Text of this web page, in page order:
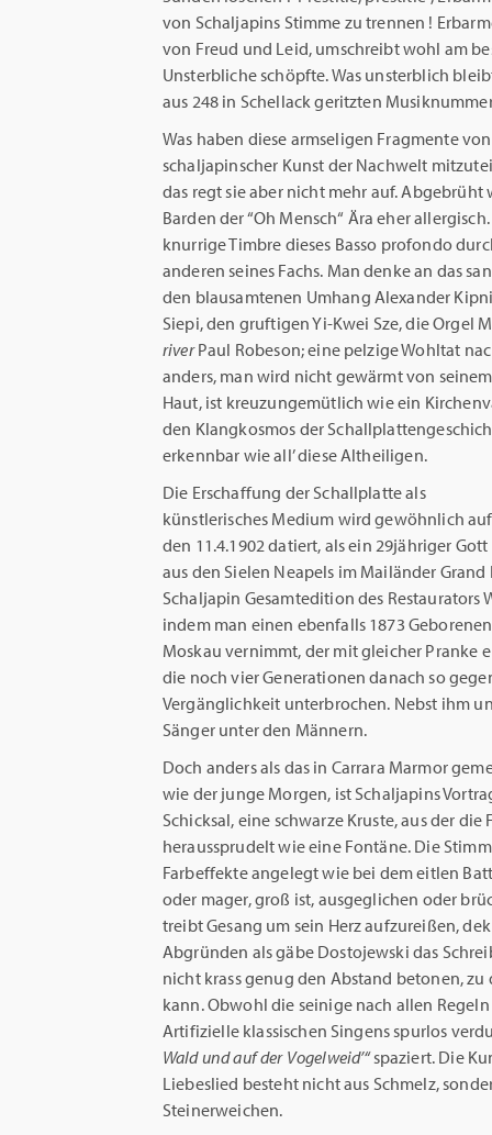
von Schaljapins Stimme zu trennen !
von Freud und Leid, umschreibt wohl am
Unsterbliche schöpfte. Was unsterblich
aus 248 in Schellack geritzten
Was haben diese armseligen Fragmente
schaljapinscher Kunst der Nachwelt
das regt sie aber nicht mehr auf.
Barden der “Oh Mensch“ Ära eher
knurrige Timbre dieses Basso profondo
anderen seines Fachs. Man denke an das
den blausamtenen Umhang Alexander
Siepi, den gruftigen Yi-Kwei Sze, die Orgel
riverPaul Robeson; eine pelzige Wohltat
anders, man wird nicht gewärmt von
Haut, ist kreuzungemütlich wie ein
den Klangkosmos der
erkennbar wie all’ diese Altheiligen.
Die Erschaffung der Schallplatte als
künstlerisches Medium wird gewöhnlich auf
den 11.4.1902 datiert, als ein 29jähriger Gott
aus den Sielen Neapels im Mailänder
Schaljapin Gesamtedition des
indem man einen ebenfalls 1873
Moskau vernimmt, der mit gleicher Pranke
die noch vier Generationen danach so
Vergänglichkeit unterbrochen. Nebst ihm
Sänger unter den Männern.
Doch anders als das in Carrara Marmor
wie der junge Morgen, ist Schaljapins
Schicksal, eine schwarze Kruste, aus der
heraussprudelt wie eine Fontäne. Die
Farbeffekte angelegt wie bei dem eitlen
oder mager, groß ist, ausgeglichen oder
treibt Gesang um sein Herz aufzureißen,
Abgründen als gäbe Dostojewski das
nicht krass genug den Abstand betonen,
kann. Obwohl die seinige nach allen
Artifizielle klassischen Singens spurlos
Wald und auf der Vogelweid’“spaziert. Die
Liebeslied besteht nicht aus Schmelz,
Steinerweichen.